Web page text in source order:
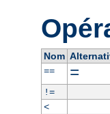
Nom
==
=
!=
<